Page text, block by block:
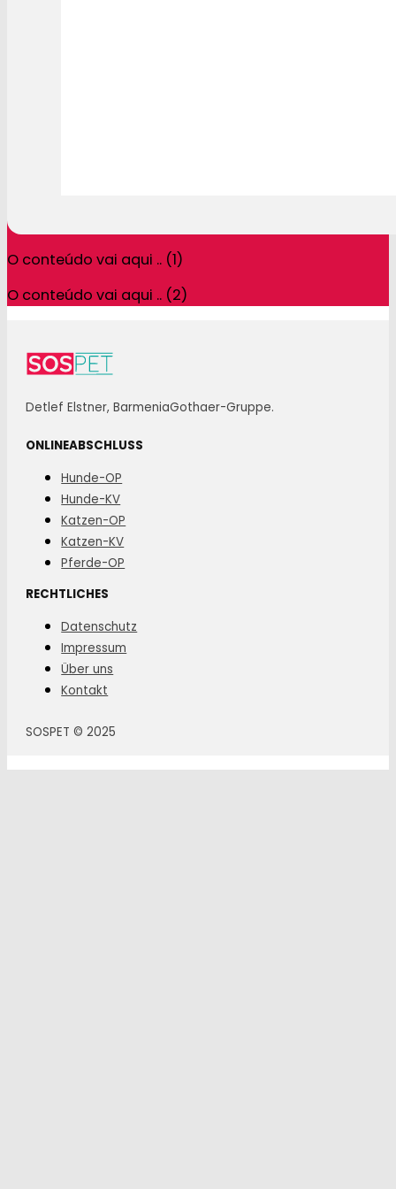
O conteúdo vai aqui .. (1)
O conteúdo vai aqui .. (2)
Detlef Elstner, BarmeniaGothaer-Gruppe.
ONLINEABSCHLUSS
Hunde-OP
Hunde-KV
Katzen-OP
Katzen-KV
Pferde-OP
RECHTLICHES
Datenschutz
Impressum
Über uns
Kontakt
SOSPET © 2025